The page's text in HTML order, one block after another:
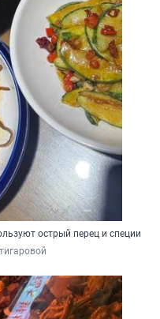
острый перец и специи